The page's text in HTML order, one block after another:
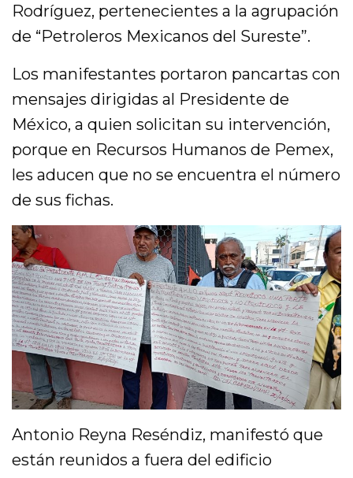
Rodríguez, pertenecientes a la agrupación
de “Petroleros Mexicanos del Sureste”.
Los manifestantes portaron pancartas con
mensajes dirigidas al Presidente de
México, a quien solicitan su intervención,
porque en Recursos Humanos de Pemex,
les aducen que no se encuentra el número
de sus fichas.
Antonio Reyna Reséndiz, manifestó que
están reunidos a fuera del edificio